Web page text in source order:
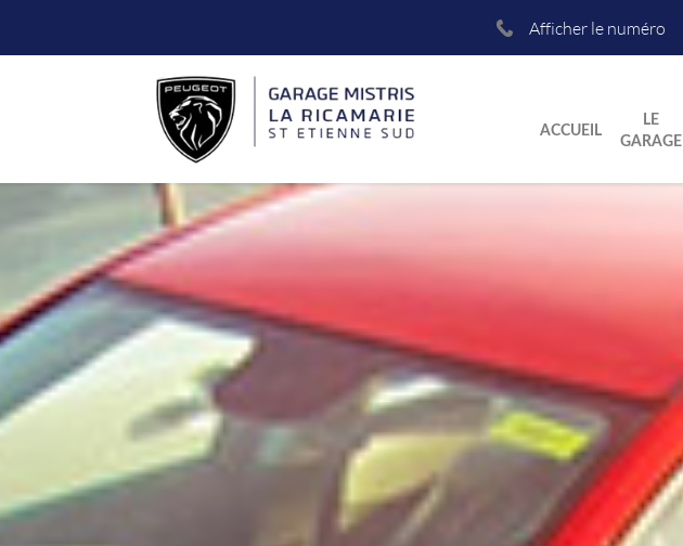
Afficher le numéro
ACCUEIL
LE
GARAGE